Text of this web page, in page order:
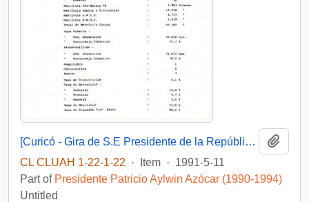
[Curicó - Gira de S.E Presidente de la República Don Patricio Aylwin Azocar a la VII Región del Maule]
CL CLUAH 1-22-1-22
· Item · 1991-5-11
Part of Presidente Patricio Aylwin Azócar (1990-1994)
Untitled